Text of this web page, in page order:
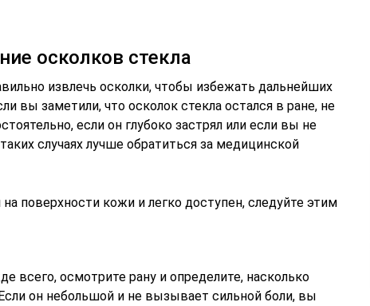
осколков стекла
извлечь осколки, чтобы избежать дальнейших
вы заметили, что осколок стекла остался в ране, не
если он глубоко застрял или если вы не
случаях лучше обратиться за медицинской
на поверхности кожи и легко доступен, следуйте этим
всего, осмотрите рану и определите, насколько
Если он небольшой и не вызывает сильной боли, вы